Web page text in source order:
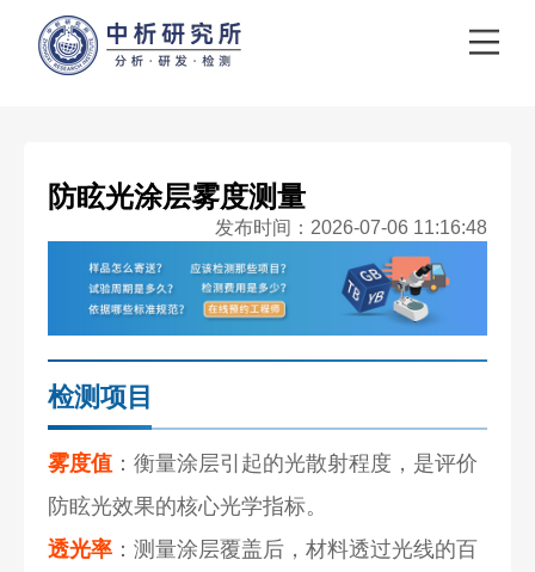
防眩光涂层雾度测量
发布时间：2026-07-06 11:16:48
检测项目
雾度值 ：衡量涂层引起的光散射程度，是评价
防眩光效果的核心光学指标。
透光率 ：测量涂层覆盖后，材料透过光线的百